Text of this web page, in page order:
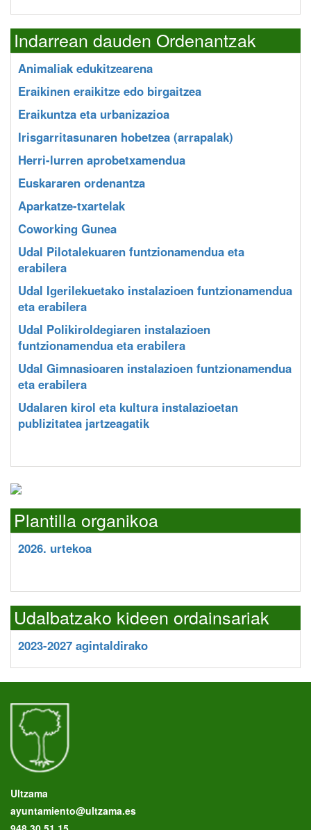
Indarrean dauden Ordenantzak
Animaliak edukitzearena
Eraikinen eraikitze edo birgaitzea
Eraikuntza eta urbanizazioa
Irisgarritasunaren hobetzea (arrapalak)
Herri-lurren aprobetxamendua
Euskararen ordenantza
Aparkatze-txartelak
Coworking Gunea
Udal Pilotalekuaren funtzionamendua eta
erabilera
Udal Igerilekuetako instalazioen funtzionamendua
eta erabilera
Udal Polikiroldegiaren instalazioen
funtzionamendua eta erabilera
Udal Gimnasioaren instalazioen funtzionamendua
eta erabilera
Udalaren kirol eta kultura instalazioetan
publizitatea jartzeagatik
Plantilla organikoa
2026. urtekoa
Udalbatzako kideen ordainsariak
2023-2027 agintaldirako
Ultzama
ayuntamiento@ultzama.es